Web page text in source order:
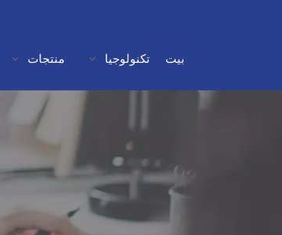
بيت تكنولوجيا منتجات